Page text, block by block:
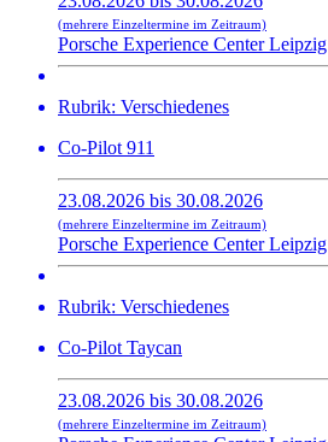
(mehrere Einzeltermine im Zeitraum)
Porsche Experience Center Leipzig
Rubrik: Verschiedenes
Co-Pilot 911
23.08.2026 bis 30.08.2026
(mehrere Einzeltermine im Zeitraum)
Porsche Experience Center Leipzig
Rubrik: Verschiedenes
Co-Pilot Taycan
23.08.2026 bis 30.08.2026
(mehrere Einzeltermine im Zeitraum)